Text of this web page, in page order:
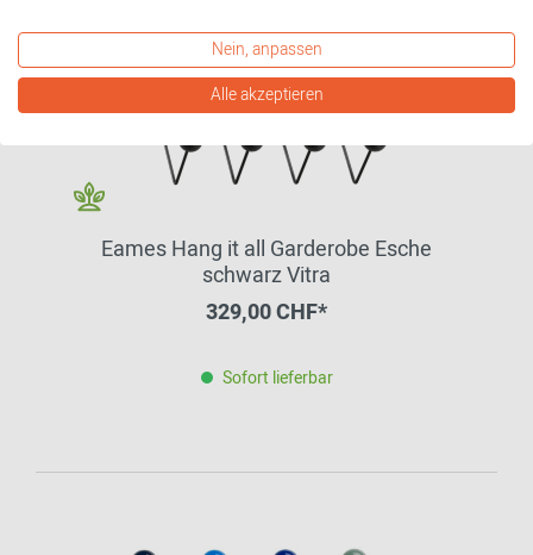
Eames Hang it all Garderobe Esche
schwarz Vitra
329,00 CHF*
Sofort lieferbar
Nein, anpassen
Alle akzeptieren